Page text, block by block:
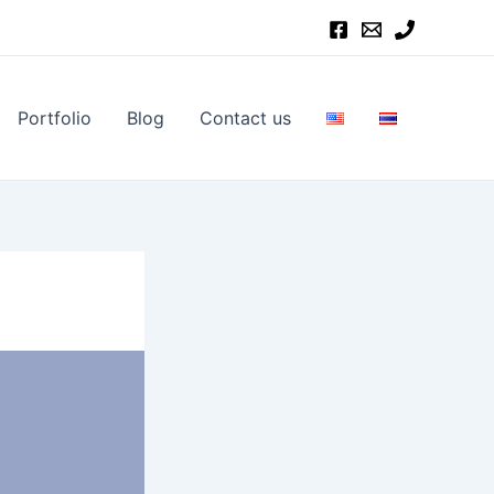
Portfolio Blog Contact us